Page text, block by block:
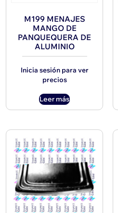
M199 MENAJES
MANGO DE
PANQUEQUERA DE
ALUMINIO
Inicia sesión para ver
precios
Leer más